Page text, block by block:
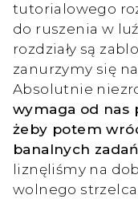
tutorialowego
do ruszenia w
rozdziały są
zanurzymy się
Absolutnie
wymaga od nas
żeby potem
banalnych
liznęliśmy na
wolnego